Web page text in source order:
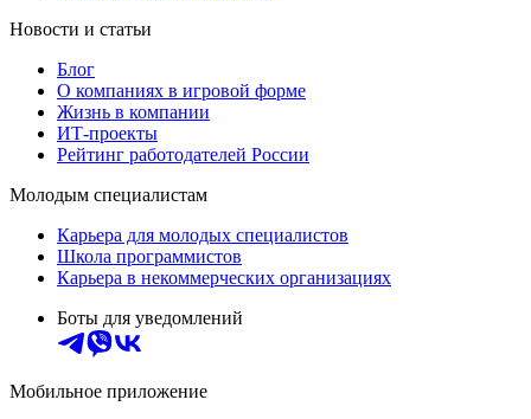
Новости и статьи
Блог
О компаниях в игровой форме
Жизнь в компании
ИТ-проекты
Рейтинг работодателей России
Молодым специалистам
Карьера для молодых специалистов
Школа программистов
Карьера в некоммерческих организациях
Боты для уведомлений
Мобильное приложение